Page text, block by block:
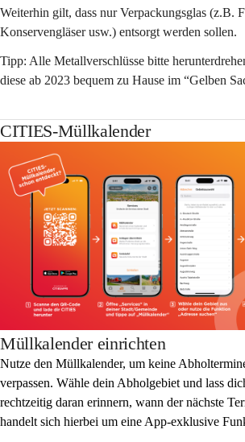
Weiterhin gilt, dass nur Verpackungsglas (z.B.
Konservengläser usw.) entsorgt werden sollen.
Tipp: Alle Metallverschlüsse bitte
diese ab 2023 bequem zu Hause im “Gelben
CITIES-Müllkalender
Müllkalender einrichten
Nutze den Müllkalender, um keine
verpassen. Wähle dein Abholgebiet und lass
rechtzeitig daran erinnern, wann der nächste
handelt sich hierbei um eine App-exklusive